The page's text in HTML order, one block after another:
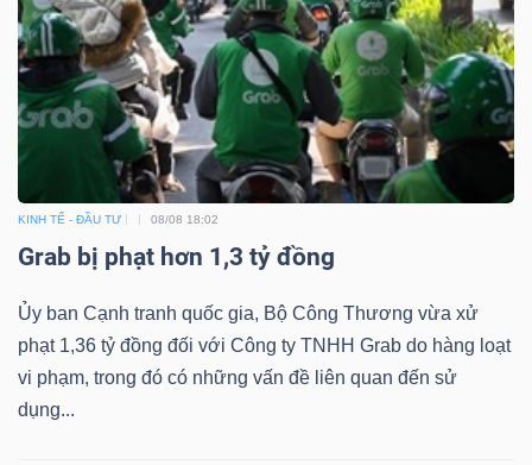
KINH TẾ - ĐẦU TƯ 08/08 18:02
Grab bị phạt hơn 1,3 tỷ đồng
Ủy ban Cạnh tranh quốc gia, Bộ Công Thương vừa xử
phạt 1,36 tỷ đồng đối với Công ty TNHH Grab do hàng loạt
vi phạm, trong đó có những vấn đề liên quan đến sử
dụng...